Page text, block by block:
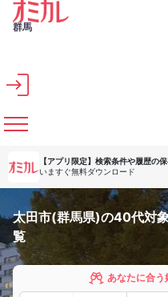
メインコンテンツへスキップ
群馬
【アプリ限定】 検索条件や履歴の
いますぐ無料ダウンロード
太田市(群馬県)の40代対
覧
あなたに合う